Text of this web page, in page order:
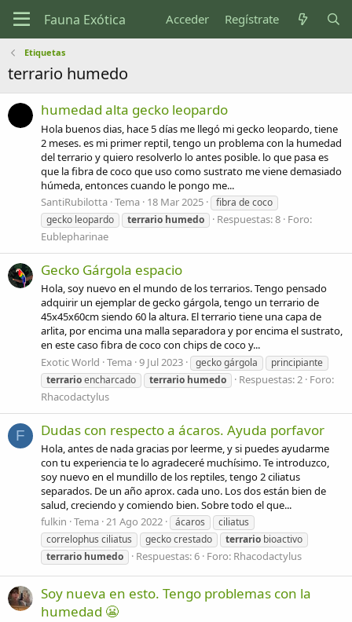
Acceder Regístrate
Etiquetas
terrario humedo
humedad alta gecko leopardo
Hola buenos dias, hace 5 días me llegó mi gecko leopardo, tiene
2 meses. es mi primer reptil, tengo un problema con la humedad
del terrario y quiero resolverlo lo antes posible. lo que pasa es
que la fibra de coco que uso como sustrato me viene demasiado
húmeda, entonces cuando le pongo me...
SantiRubilotta Tema 18 Mar 2025
fibra de coco
gecko leopardo
terrario humedo Respuestas: 8 Foro:
Eublepharinae
Gecko Gárgola espacio
Hola, soy nuevo en el mundo de los terrarios. Tengo pensado
adquirir un ejemplar de gecko gárgola, tengo un terrario de
45x45x60cm siendo 60 la altura. El terrario tiene una capa de
arlita, por encima una malla separadora y por encima el sustrato,
en este caso fibra de coco con chips de coco y...
Exotic World Tema 9 Jul 2023 gecko gárgola
principiante
terrarioencharcado terrario humedo Respuestas: 2 Foro:
Rhacodactylus
F Dudas con respecto a ácaros. Ayuda porfavor
Hola, antes de nada gracias por leerme, y si puedes ayudarme
con tu experiencia te lo agradeceré muchísimo. Te introduzco,
soy nuevo en el mundillo de los reptiles, tengo 2 ciliatus
separados. De un año aprox. cada uno. Los dos están bien de
salud, creciendo y comiendo bien. Sobre todo el que...
fulkin Tema 21 Ago 2022 ácaros
ciliatus
correlophus ciliatus
gecko crestado terrario bioactivo
terrario humedo Respuestas: 6 Foro: Rhacodactylus
Soy nueva en esto. Tengo problemas con la
humedad 😬